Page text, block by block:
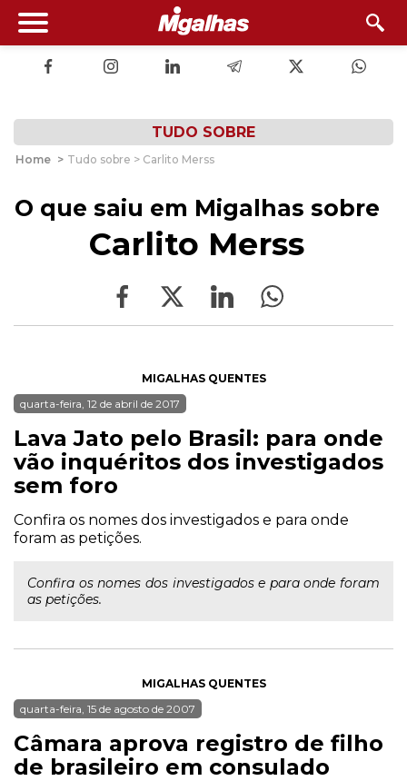
TUDO SOBRE
Home > Tudo sobre > Carlito Merss
O que saiu em Migalhas sobre
Carlito Merss
MIGALHAS QUENTES
quarta-feira, 12 de abril de 2017
Lava Jato pelo Brasil: para onde
vão inquéritos dos investigados
sem foro
Confira os nomes dos investigados e para onde
foram as petições.
Confira os nomes dos investigados e para onde foram
as petições.
MIGALHAS QUENTES
quarta-feira, 15 de agosto de 2007
Câmara aprova registro de filho
de brasileiro em consulado